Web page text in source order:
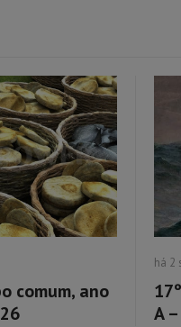
comum, ano
há 2
A